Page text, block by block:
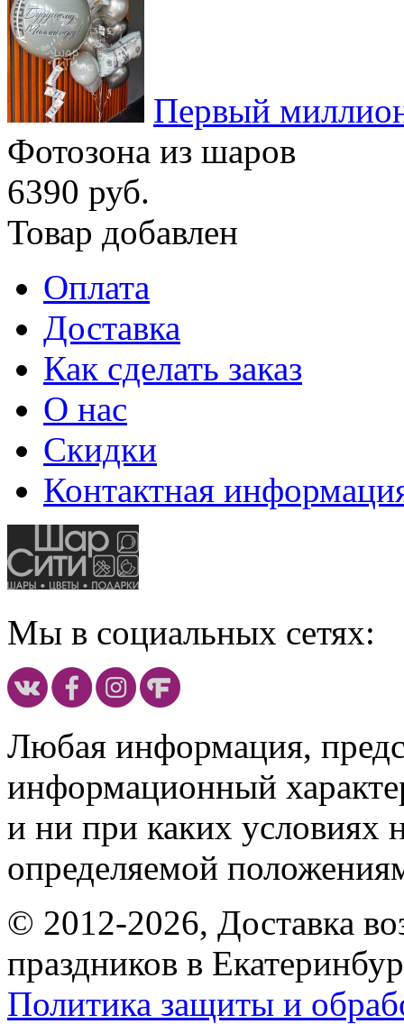
Первый
Фотозона из шаров
6390 руб.
Товар добавлен
Оплата
Доставка
Как сделать заказ
О нас
Скидки
Контактная
Мы в социальных сетях:
Любая информация,
информационный
и ни при каких условиях
определяемой
© 2012-2026, Доставка
праздников в
Политика защиты и